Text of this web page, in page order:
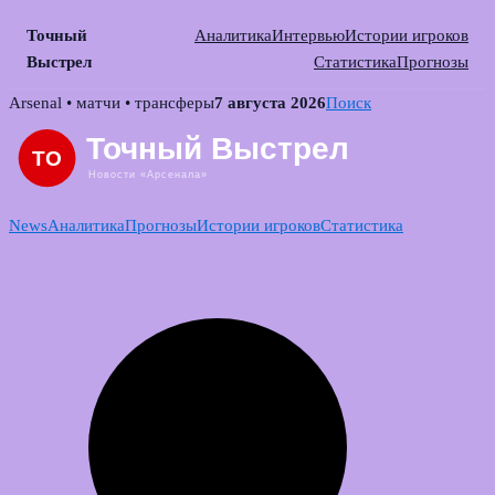
Точный
Выстрел
АналитикаИнтервьюИстории игроков
СтатистикаПрогнозы
Skip
content
Arsenal • матчи • трансферы7 августа 2026Поиск
NewsАналитикаПрогнозыИстории игроковСтатистика